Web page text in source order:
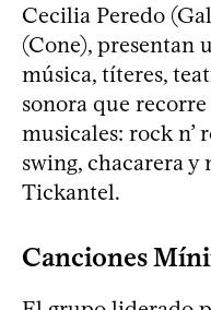
Cecilia Peredo
(Cone), presentan
música, títeres,
sonora que
musicales: rock n’
swing, chacarera y
Tickantel.
Canciones